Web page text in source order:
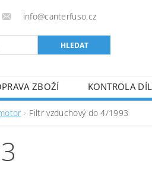
info@canterfuso.cz
ZBOŽÍ
KONTROLA
Filtr vzduchový do 4/1993